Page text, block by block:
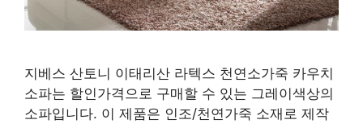
지베스 산토니 이태리산 라텍스 천연소가죽 카우치
소파는 할인가격으로 구매할 수 있는 그레이색상의
소파입니다. 이 제품은 인조/천연가죽 소재로 제작